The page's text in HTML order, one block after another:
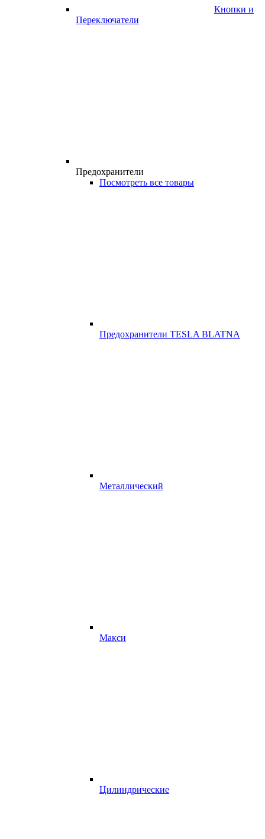
Кнопки и
Переключатели
Предохранители
Посмотреть все товары
Предохранители TESLA BLATNA
Металлический
Макси
Цилиндрические